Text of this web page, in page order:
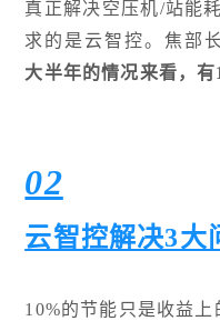
真正解决空压机/站能
求的是云智控。焦部
大半年的情况来看，
02
云智控解决3大
10%的节能只是收益上